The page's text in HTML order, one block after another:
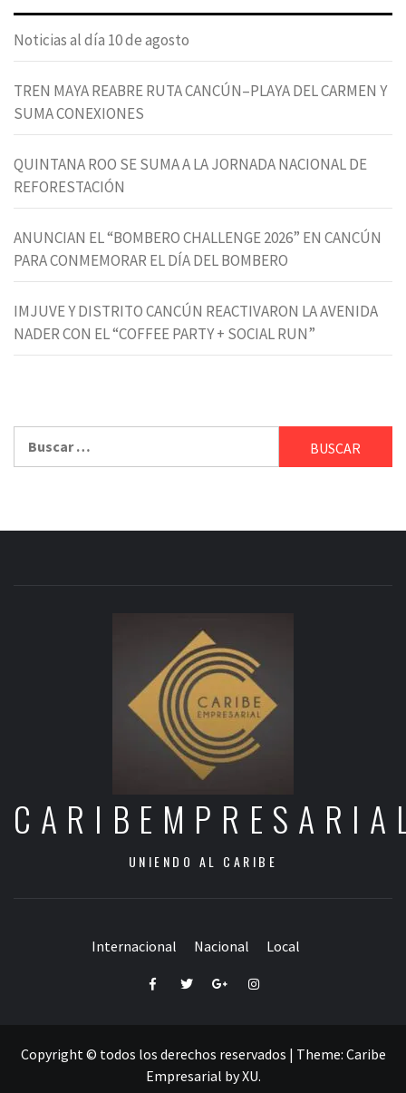
Noticias al día 10 de agosto
TREN MAYA REABRE RUTA CANCÚN–PLAYA DEL CARMEN Y
SUMA CONEXIONES
QUINTANA ROO SE SUMA A LA JORNADA NACIONAL DE
REFORESTACIÓN
ANUNCIAN EL “BOMBERO CHALLENGE 2026” EN CANCÚN
PARA CONMEMORAR EL DÍA DEL BOMBERO
IMJUVE Y DISTRITO CANCÚN REACTIVARON LA AVENIDA
NADER CON EL “COFFEE PARTY + SOCIAL RUN”
UNIENDO AL CARIBE
Internacional Nacional Local
FacebookTwitterGoogle+Instagram
Copyright © todos los derechos reservados | Theme: Caribe
Empresarial byXU.